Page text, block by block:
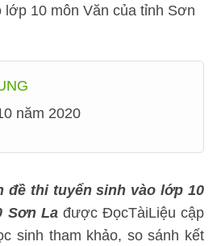
lớp 10 môn Văn của tỉnh Sơn
năm 2020
đề thi tuyển sinh vào lớp 10
Sơn Lađược ĐọcTàiLiệu cập
sinh tham khảo, so sánh kết